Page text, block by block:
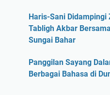
Haris-Sani Didampingi
Tabligh Akbar
Sungai Bahar
Panggilan Sayang
Berbagai Bahasa di